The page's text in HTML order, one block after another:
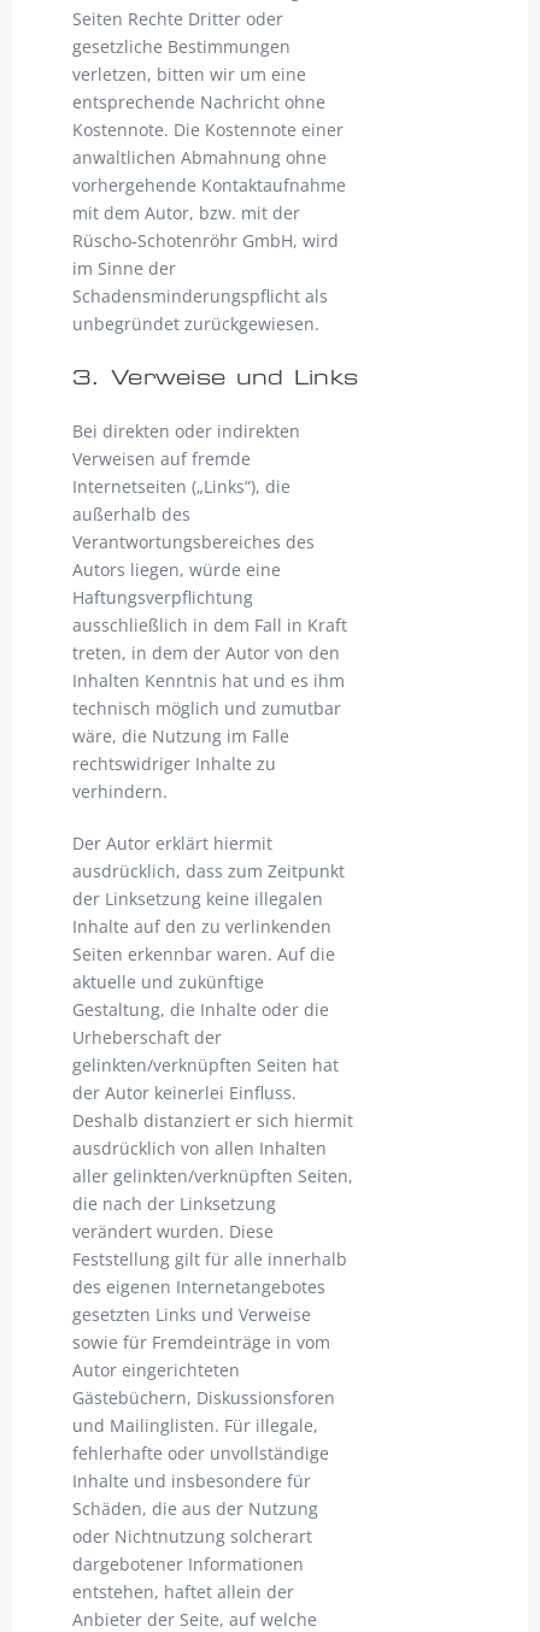
Seiten Rechte Dritter oder
gesetzliche Bestimmungen
verletzen, bitten wir um eine
entsprechende Nachricht ohne
Kostennote. Die Kostennote einer
anwaltlichen Abmahnung ohne
vorhergehende Kontaktaufnahme
mit dem Autor, bzw. mit der
Rüscho-Schotenröhr GmbH, wird
im Sinne der
Schadensminderungspflicht als
unbegründet zurückgewiesen.
3. Verweise und Links
Bei direkten oder indirekten
Verweisen auf fremde
Internetseiten („Links“), die
außerhalb des
Verantwortungsbereiches des
Autors liegen, würde eine
Haftungsverpflichtung
ausschließlich in dem Fall in Kraft
treten, in dem der Autor von den
Inhalten Kenntnis hat und es ihm
technisch möglich und zumutbar
wäre, die Nutzung im Falle
rechtswidriger Inhalte zu
verhindern.
Der Autor erklärt hiermit
ausdrücklich, dass zum Zeitpunkt
der Linksetzung keine illegalen
Inhalte auf den zu verlinkenden
Seiten erkennbar waren. Auf die
aktuelle und zukünftige
Gestaltung, die Inhalte oder die
Urheberschaft der
gelinkten/verknüpften Seiten hat
der Autor keinerlei Einfluss.
Deshalb distanziert er sich hiermit
ausdrücklich von allen Inhalten
aller gelinkten/verknüpften Seiten,
die nach der Linksetzung
verändert wurden. Diese
Feststellung gilt für alle innerhalb
des eigenen Internetangebotes
gesetzten Links und Verweise
sowie für Fremdeinträge in vom
Autor eingerichteten
Gästebüchern, Diskussionsforen
und Mailinglisten. Für illegale,
fehlerhafte oder unvollständige
Inhalte und insbesondere für
Schäden, die aus der Nutzung
oder Nichtnutzung solcherart
dargebotener Informationen
entstehen, haftet allein der
Anbieter der Seite, auf welche